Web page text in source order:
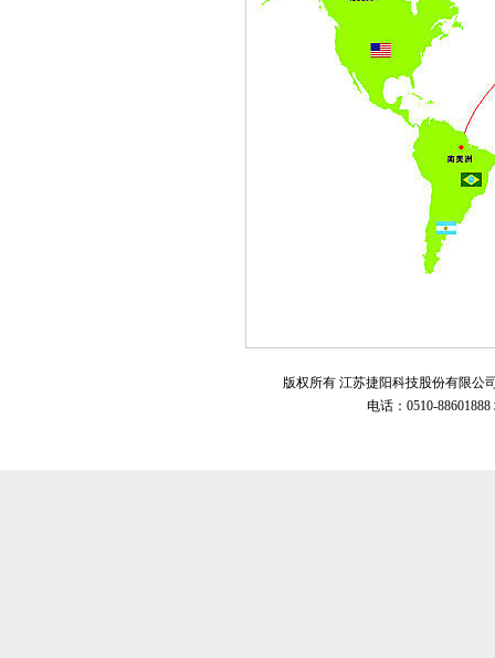
版权所有 江苏捷阳科技股份有限公
电话：0510-